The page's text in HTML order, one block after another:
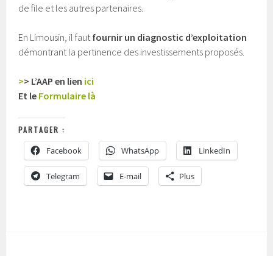
de file et les autres partenaires.
En Limousin, il faut fournir un diagnostic d’exploitation
démontrant la pertinence des investissements proposés.
>> L’AAP en lien ici
Et le Formulaire là
PARTAGER :
Facebook WhatsApp LinkedIn
Telegram E-mail Plus